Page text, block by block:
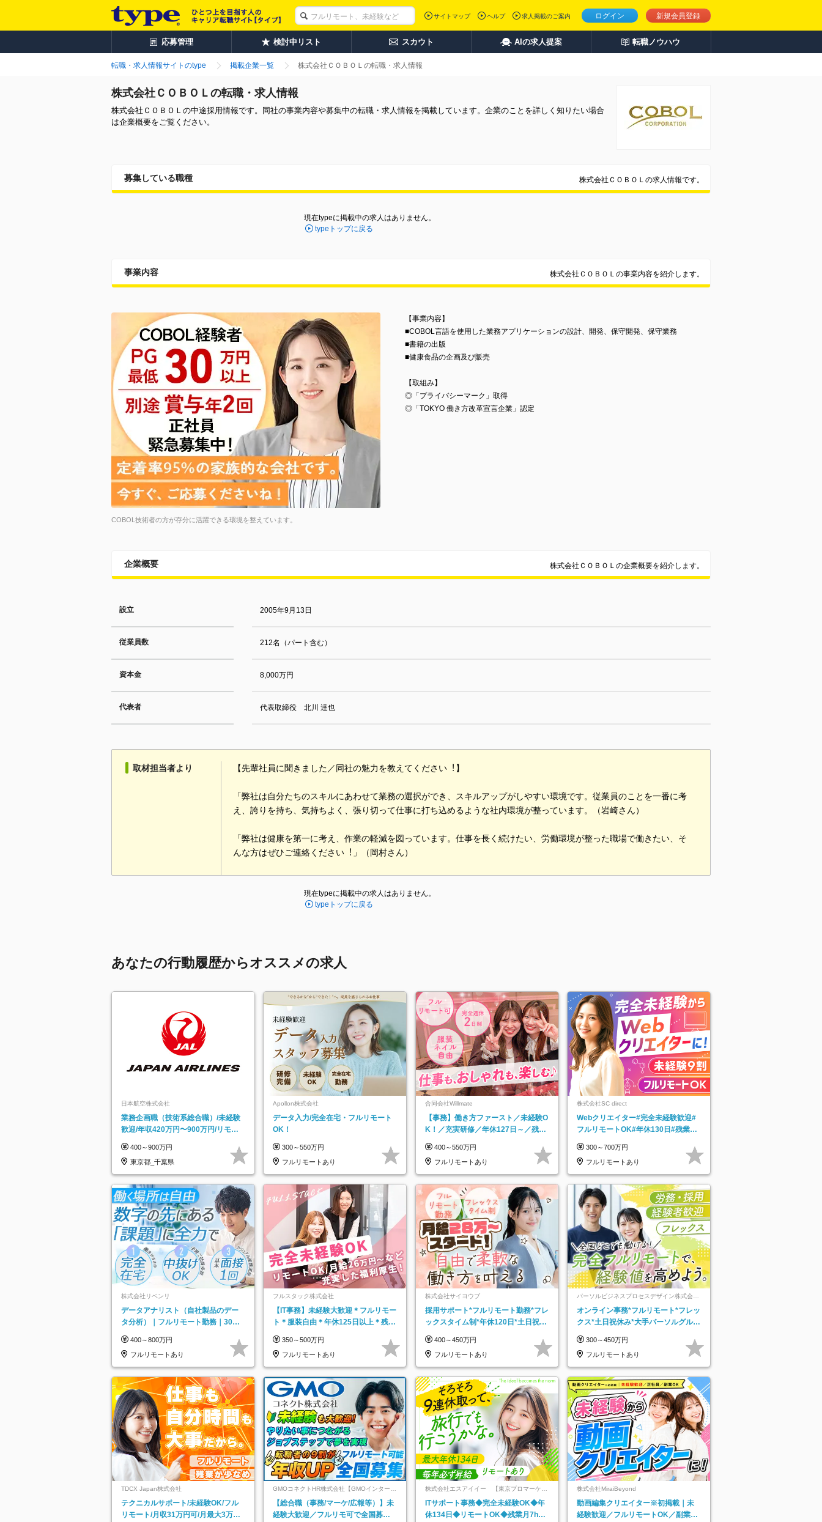
ログイン 新規会員登録
サイトマップ ヘルプ 求人掲載のご案内
応募管理 検討中リスト スカウト AIの求人提案 転職ノウハウ
転職・求人情報サイトのtype 掲載企業一覧 株式会社ＣＯＢＯＬの転職・求人情報
株式会社ＣＯＢＯＬの転職・求人情報
株式会社ＣＯＢＯＬの中途採用情報です。同社の事業内容や募集中の転職・求人情報を掲載しています。企業のことを詳しく知りたい場合
は企業概要をご覧ください。
募集している職種 株式会社ＣＯＢＯＬの求人情報です。
現在typeに掲載中の求人はありません。
typeトップに戻る
事業内容 株式会社ＣＯＢＯＬの事業内容を紹介します。
COBOL技術者の方が存分に活躍できる環境を整えています。
【事業内容】
■COBOL言語を使用した業務アプリケーションの設計、開発、保守開発、保守業務
■書籍の出版
■健康食品の企画及び販売
【取組み】
◎「プライバシーマーク」取得
◎「TOKYO 働き方改革宣言企業」認定
企業概要 株式会社ＣＯＢＯＬの企業概要を紹介します。
設立 2005年9月13日
従業員数 212名（パート含む）
資本金 8,000万円
代表者 代表取締役 北川 達也
取材担当者より 【先輩社員に聞きました／同社の魅⼒を教えてください︕】
「弊社は自分たちのスキルにあわせて業務の選択ができ、スキルアップがしやすい環境です。従業員のことを⼀番に考
え、誇りを持ち、気持ちよく、張り切って仕事に打ち込めるような社内環境が整っています。（岩崎さん）
「弊社は健康を第⼀に考え、作業の軽減を図っています。仕事を長く続けたい、労働環境が整った職場で働きたい、そ
んな方はぜひご連絡ください︕」（岡村さん）
現在typeに掲載中の求人はありません。
typeトップに戻る
あなたの行動履歴からオススメの求人
日本航空株式会社
業務企画職（技術系総合職）/未経験
歓迎/年収420万円〜900万円/リモー
400～900万円
東京都_千葉県
Apollon株式会社
データ入力/完全在宅・フルリモート
OK！
300～550万円
フルリモートあり
合同会社Willmate
【事務】働き方ファースト／未経験O
K！／充実研修／年休127日～／残業
400～550万円
フルリモートあり
株式会社SC direct
Webクリエイター#完全未経験歓迎#
フルリモートOK#年休130日#残業月
300～700万円
フルリモートあり
株式会社リベンリ
データアナリスト（自社製品のデー
タ分析）｜フルリモート勤務｜30代
員多数活躍
400～800万円
フルリモートあり
フルスタック株式会社
【IT事務】未経験大歓迎＊フルリモー
ト＊服装自由＊年休125日以上＊残業
350～500万円
フルリモートあり
株式会社サイヨウブ
採用サポート*フルリモート勤務*フレ
ックスタイム制*年休120日*土日祝休
400～450万円
フルリモートあり
パーソルビジネスプロセスデザイン株式会
社 事業開発本部
オンライン事務*フルリモート*フレッ
クス*土日祝休み*大手パーソルグルー
300～450万円
フルリモートあり
TDCX Japan株式会社
テクニカルサポート/未経験OK/フル
リモート/月収31万円可/月最大3万の
GMOコネクトHR株式会社【GMOインターネ
ットグループ】
【総合職（事務/マーケ/広報等）】未
経験大歓迎／フルリモ可で全国募
株式会社エスアイイー 【東京プロマーケッ
ITサポート事務◆完全未経験OK◆年
休134日◆リモートOK◆残業月7h以
株式会社MiraiBeyond
動画編集クリエイター※初掲載｜未
経験歓迎／フルリモートOK／副業O